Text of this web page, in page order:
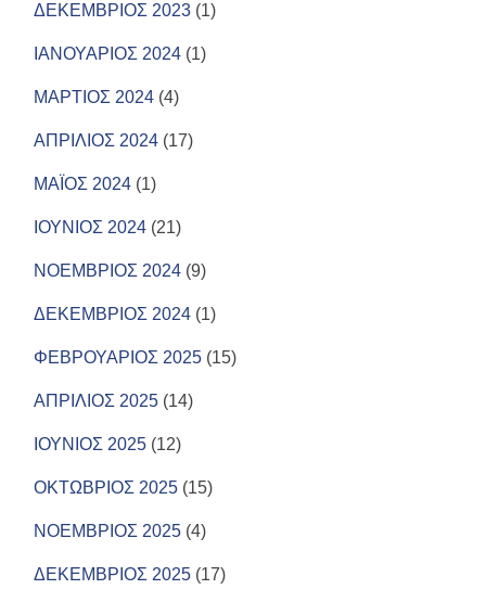
ΔΕΚΕΜΒΡΙΟΣ 2023 (1)
ΙΑΝΟΥΑΡΙΟΣ 2024 (1)
ΜΑΡΤΙΟΣ 2024 (4)
ΑΠΡΙΛΙΟΣ 2024 (17)
ΜΑΪΟΣ 2024 (1)
ΙΟΥΝΙΟΣ 2024 (21)
ΝΟΕΜΒΡΙΟΣ 2024 (9)
ΔΕΚΕΜΒΡΙΟΣ 2024 (1)
ΦΕΒΡΟΥΑΡΙΟΣ 2025 (15)
ΑΠΡΙΛΙΟΣ 2025 (14)
ΙΟΥΝΙΟΣ 2025 (12)
ΟΚΤΩΒΡΙΟΣ 2025 (15)
ΝΟΕΜΒΡΙΟΣ 2025 (4)
ΔΕΚΕΜΒΡΙΟΣ 2025 (17)